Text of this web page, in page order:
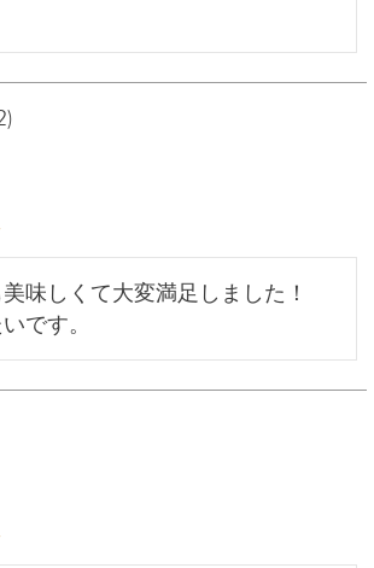
味しくて大変満足しました！
です。